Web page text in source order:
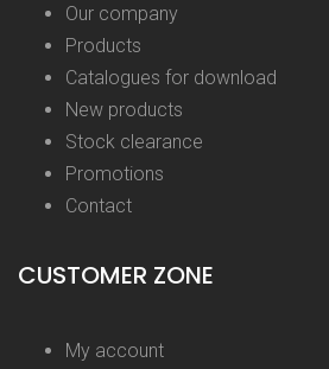
Our company
Products
Catalogues for download
New products
Stock clearance
Promotions
Contact
CUSTOMER ZONE
My account